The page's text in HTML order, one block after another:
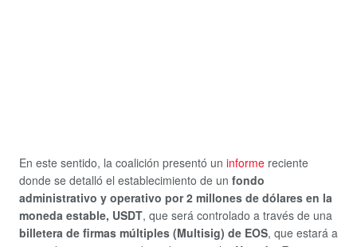
En este sentido, la coalición presentó un informe reciente
donde se detalló el establecimiento de un fondo
administrativo y operativo por 2 millones de dólares en la
moneda estable, USDT, que será controlado a través de una
billetera de firmas múltiples (Multisig) de EOS, que estará a